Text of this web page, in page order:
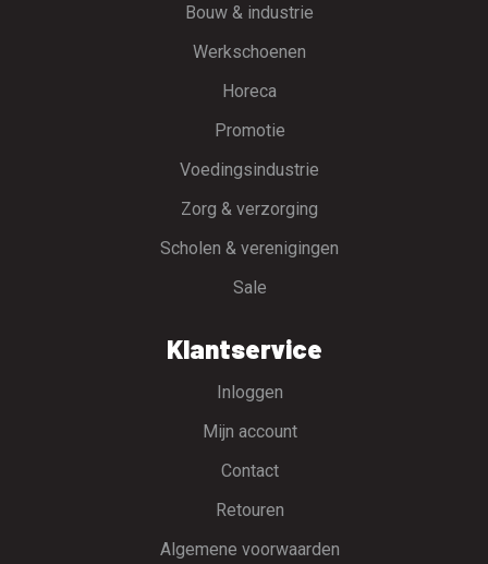
Bouw & industrie
Werkschoenen
Horeca
Promotie
Voedingsindustrie
Zorg & verzorging
Scholen & verenigingen
Sale
Klantservice
Inloggen
Mijn account
Contact
Retouren
Algemene voorwaarden